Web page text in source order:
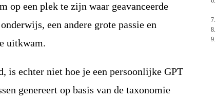
op een plek te zijn waar geavanceerde
een andere grote passie en
uitkwam.
is echter niet hoe je een persoonlijke GPT
genereert op basis van de taxonomie